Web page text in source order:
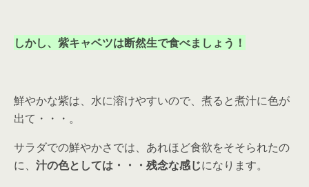
しかし、紫キャベツは断然生で食べましょう！
鮮やかな紫は、水に溶けやすいので、煮ると煮汁に色が
出て・・・。
サラダでの鮮やかさでは、あれほど食欲をそそられたの
に、 汁の色としては・・・残念な感じになります。